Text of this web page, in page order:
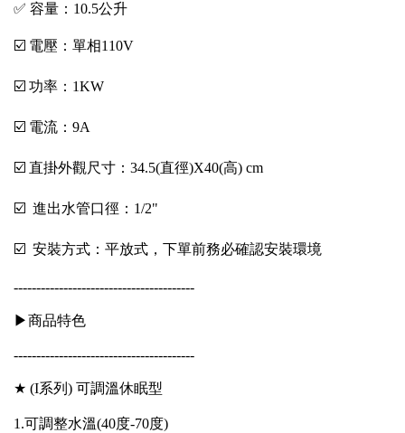
✅ 容量：10.5公升
☑️ 電壓：單相110V
☑️ 功率：1KW
☑️ 電流：9A
☑️ 直掛外觀尺寸：34.5(直徑)X40(高) cm
☑️ 進出水管口徑：1/2"
☑️ 安裝方式：平放式，下單前務必確認安裝環境
----------------------------------------
▶商品特色
----------------------------------------
★ (I系列) 可調溫休眠型
1.可調整水溫(40度-70度)